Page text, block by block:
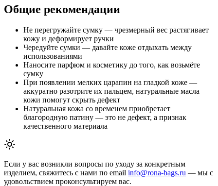
Общие рекомендации
Не перегружайте сумку — чрезмерный вес растягивает
кожу и деформирует ручки
Чередуйте сумки — давайте коже отдыхать между
использованиями
Наносите парфюм и косметику до того, как возьмёте
сумку
При появлении мелких царапин на гладкой коже —
аккуратно разотрите их пальцем, натуральные масла
кожи помогут скрыть дефект
Натуральная кожа со временем приобретает
благородную патину — это не дефект, а признак
качественного материала
Если у вас возникли вопросы по уходу за конкретным
изделием, свяжитесь с нами по email info@rona-bags.ru — мы с
удовольствием проконсультируем вас.